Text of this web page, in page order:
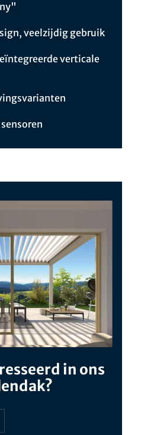
veelzijdig gebruik
verticale
in ons